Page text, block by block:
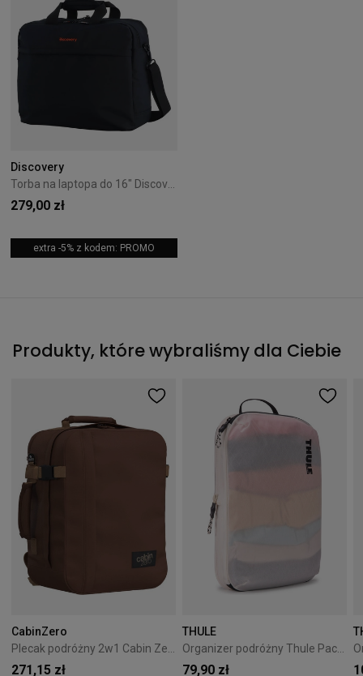
Discovery
Torba na laptopa do 16" Discovery Geyser 1208 - Black
279,00 zł
extra -5% z kodem: PROMO
Produkty, które wybraliśmy dla Ciebie
CabinZero
271,15 zł
THULE
79,90 zł